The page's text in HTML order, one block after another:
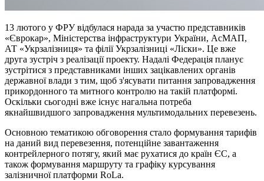
13 лютого у ФРУ відбулася нарада за участю представників
«Єврокар», Міністерства інфраструктури України, АсМАП,
АТ «Укрзалізниця» та філії Укрзалізниці «Ліски». Це вже
друга зустріч з реалізації проекту. Надалі Федерація планує
зустрітися з представниками інших зацікавлених органів
державної влади з тим, щоб з'ясувати питання запровадження
прикордонного та митного контролю на такій платформі.
Оскільки сьогодні вже існує нагальна потреба
якнайшвидшого запровадження мультимодальних перевезень.
Основною тематикою обговорення стало формування тарифів
на даний вид перевезення, потенційне завантаження
контрейлерного потягу, який має рухатися до країн ЄС, а
також формування маршруту та графіку курсування
залізничної платформи RoLa.